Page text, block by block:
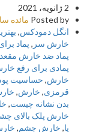
2 ژانویه، 2021
Posted by مائده
انگل دمودکس,
خارش سر , پماد
پماد ضد خارش
پمادی برای رفع
خارش, حساسیت
قرمزی, خارش,
بدن نشانه چيست,
خارش پلک بالای
پا, خارش چشم,